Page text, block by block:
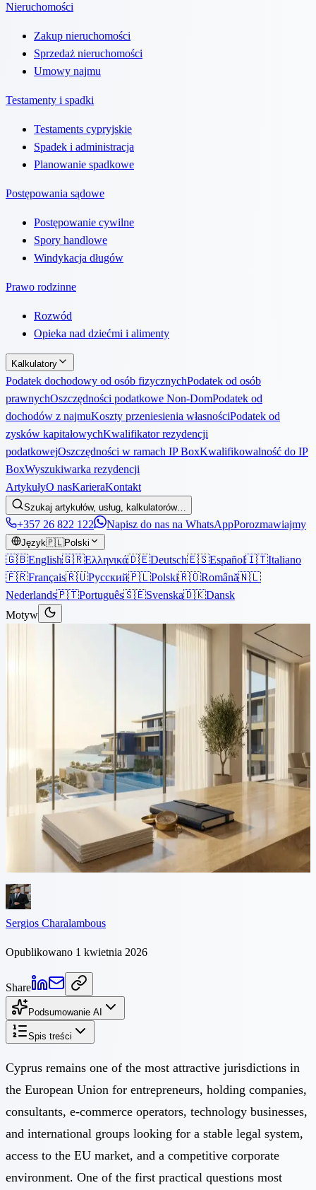
Nieruchomości
Zakup nieruchomości
Sprzedaż nieruchomości
Umowy najmu
Testamenty i spadki
Testaments cypryjskie
Spadek i administracja
Planowanie spadkowe
Postępowania sądowe
Postępowanie cywilne
Spory handlowe
Windykacja długów
Prawo rodzinne
Rozwód
Opieka nad dziećmi i alimenty
Kalkulatory
Podatek dochodowy od osób fizycznychPodatek od osób
prawnychOszczędności podatkowe Non-DomPodatek od
dochodów z najmuKoszty przeniesienia własnościPodatek od
zysków kapitałowychKwalifikator rezydencji
podatkowejOszczędności w ramach IP BoxKwalifikowalność do IP
BoxWyszukiwarka rezydencji
ArtykułyO nasKarieraKontakt
Szukaj artykułów, usług, kalkulatorów…
+357 26 822 122 Napisz do nas na WhatsAppPorozmawiajmy
Język🇵🇱Polski
🇬🇧English🇬🇷Ελληνικά🇩🇪Deutsch🇪🇸Español🇮🇹Italiano
🇫🇷Français🇷🇺Русский🇵🇱Polski🇷🇴Română🇳🇱
Nederlands🇵🇹Português🇸🇪Svenska🇩🇰Dansk
Motyw
Koszt rejestracji spółki na
Cyprze: opłaty za założenie i
roczne opłaty w 2026 roku
Całkowity koszt rejestracji spółki na Cyprze zależy od znacznie
więcej niż tylko opłaty za założenie. Ten przewodnik rozkłada
koszty założenia, opłaty rządowe, bankowość, usługi powiernicze i
roczne utrzymanie oraz wyjaśnia, co często pomijają tanie oferty.
Sergios Charalambous
Opublikowano 1 kwietnia 2026
Share
Podsumowanie AI
Spis treści
Cyprus remains one of the most attractive jurisdictions in
the European Union for entrepreneurs, holding companies,
consultants, e-commerce operators, technology businesses,
and international groups looking for a stable legal system,
access to the EU market, and a competitive corporate
environment. One of the first practical questions most